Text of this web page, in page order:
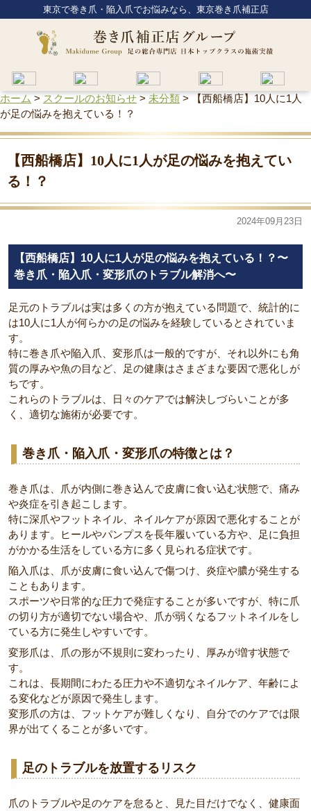
東京で巻き爪・陥入爪でお悩みなら、東京巻き爪補正店
ホーム > スクールのお知らせ > 未分類 >
【西船橋店】10人に1人
が足の悩みを抱えている！？
【西船橋店】10人に1人が足の悩みを抱えてい
る！？
2024年09月23日
【西船橋店】10人に1人が足の悩みを抱えている！？〜
巻き爪・陥入爪・変形爪のトラブル解消へ〜
足元のトラブルは実は多くの方が抱えている問題で、統計的に
は10人に1人が何らかの足の悩みを経験しているとされていま
す。
特に巻き爪や陥入爪、変形爪は一般的ですが、それ以外にも角
質の厚みや魚の目など、足の健康はさまざまな要因で悪化しが
ちです。
これらのトラブルは、日々のケアでは解決しづらいことが多
く、適切な施術が必要です。
巻き爪・陥入爪・変形爪の特徴とは？
巻き爪は、爪が内側に巻き込んで皮膚に食い込む状態で、痛み
や炎症を引き起こします。
特に深爪やフットネイル、ネイルケアが原因で悪化することが
あります。ヒールやパンプスを長年履いている方や、足に負担
がかかる生活をしている方に多く見られる症状です。
陥入爪は、爪が皮膚に食い込んで傷つけ、炎症や膿が発生する
こともあります。
スポーツや日常的な圧力で発症することが多いですが、特に爪
の切り方が適切でない場合や、爪が弱くなるフットネイルをし
ている方に発生しやすいです。
変形爪は、爪の形が不規則に変わったり、厚みが増す状態で
す。
これは、長期間にわたる圧力や不適切なネイルケア、年齢によ
る変化などが原因で発生します。
変形爪の方は、フットケアが難しくなり、自分でのケアでは限
界が出てくることが多いです。
足のトラブルを放置するリスク
爪のトラブルや足のケアを怠ると、見た目だけでなく、健康面